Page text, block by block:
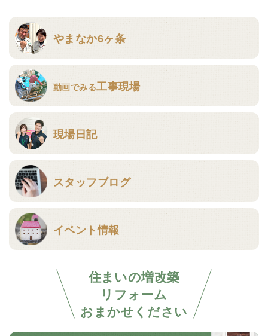
やまなか6ヶ条
動画でみる工事現場
現場日記
スタッフブログ
イベント情報
住まいの増改築
リフォーム
おまかせください